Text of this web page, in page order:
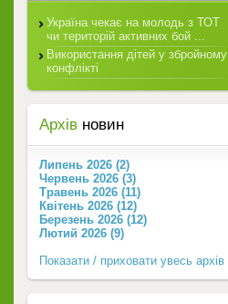
Україна чекає на молодь з ТОТ
чи територій активних бой ...
Використання дітей у збройному
конфлікті
Архів новин
Липень 2026 (2)
Червень 2026 (3)
Травень 2026 (11)
Квітень 2026 (12)
Березень 2026 (12)
Лютий 2026 (9)
Показати / приховати увесь архів